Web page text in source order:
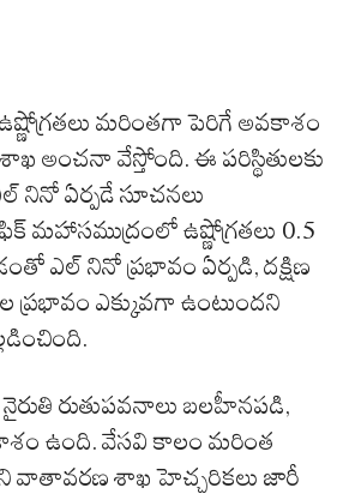
మరింతగా పెరిగే అవకాశం
అంచనా వేస్తోంది. ఈ పరిస్థితులకు
నినో ఏర్పడే సూచనలు
మహాసముద్రంలో ఉష్ణోగ్రతలు 0.5
ఎల్ నినో ప్రభావం ఏర్పడి, దక్షిణ
ఎక్కువగా ఉంటుందని
రుతుపవనాలు బలహీనపడి,
ఉంది. వేసవి కాలం మరింత
వాతావరణ శాఖ హెచ్చరికలు జారీ